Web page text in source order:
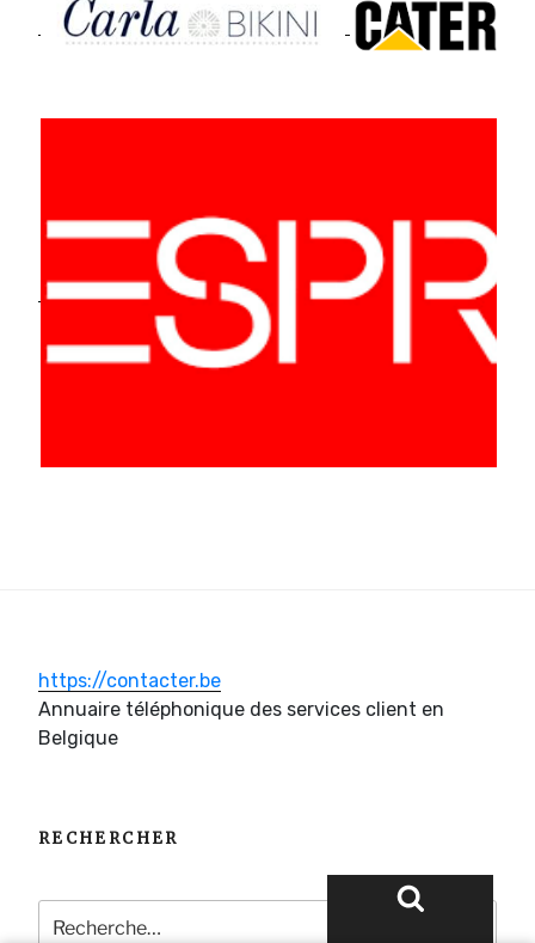
https://contacter.be
Annuaire téléphonique des services client en
Belgique
RECHERCHER
pour